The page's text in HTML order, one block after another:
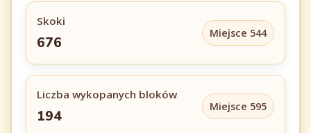
Skoki
676
Miejsce 544
Liczba wykopanych bloków
194
Miejsce 595